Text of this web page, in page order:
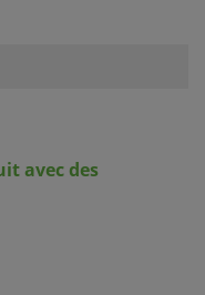
avec des